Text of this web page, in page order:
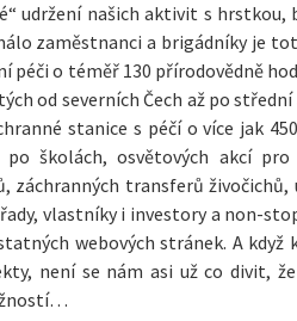
udržení našich aktivit s
zaměstnanci a brigádníky je
péči o téměř 130 přírodovědně
od severních Čech až po
stanice s péčí o více jak
po školách, osvětových akcí
záchranných transferů
vlastníky i investory a non-
webových stránek. A
není se nám asi už co divit,